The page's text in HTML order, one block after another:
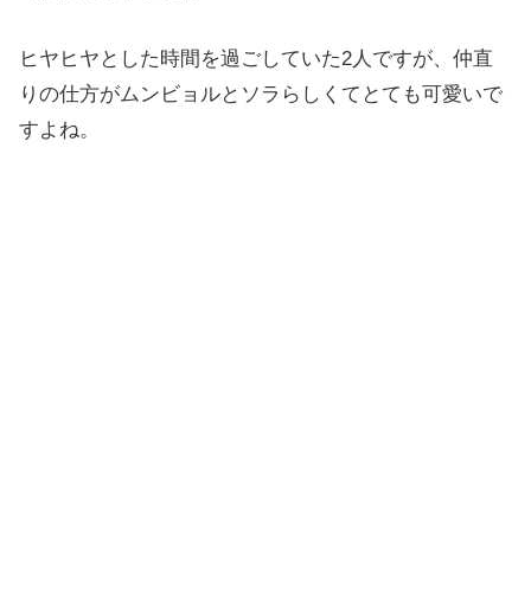
ヒヤヒヤとした時間を過ごしていた2人ですが、仲直
りの仕方がムンビョルとソラらしくてとても可愛いで
すよね。